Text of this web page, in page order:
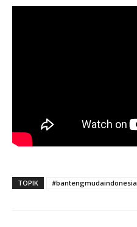
TOPIK #bantengmudaindonesia